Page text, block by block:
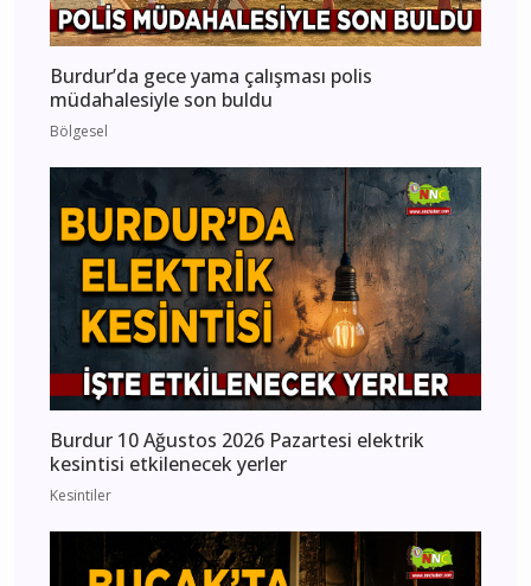
Burdur’da gece yama çalışması polis
müdahalesiyle son buldu
Bölgesel
Burdur 10 Ağustos 2026 Pazartesi elektrik
kesintisi etkilenecek yerler
Kesintiler